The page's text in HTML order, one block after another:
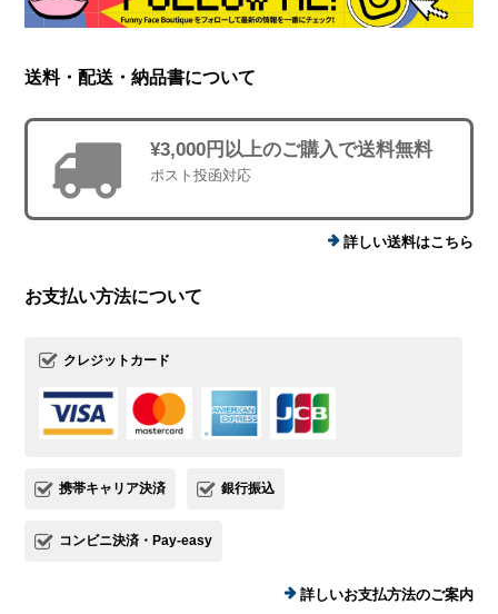
送料・配送・納品書について
¥3,000円以上のご購入で送料無料
ポスト投函対応
詳しい送料はこちら
お支払い方法について
クレジットカード
携帯キャリア決済 銀行振込
コンビニ決済・Pay-easy
詳しいお支払方法のご案内